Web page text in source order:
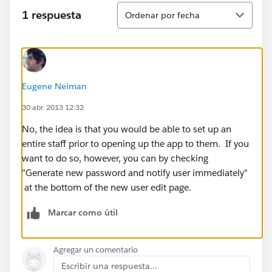
1 respuesta
Ordenar
Ordenar por fecha
Eugene Neiman
30 abr. 2013 12:32
No, the idea is that you would be able to set up an
entire staff prior to opening up the app to them. If you
want to do so, however, you can by checking
"Generate new password and notify user immediately"
at the bottom of the new user edit page.
Marcar como útil
Agregar un comentario
Escribir una respuesta...